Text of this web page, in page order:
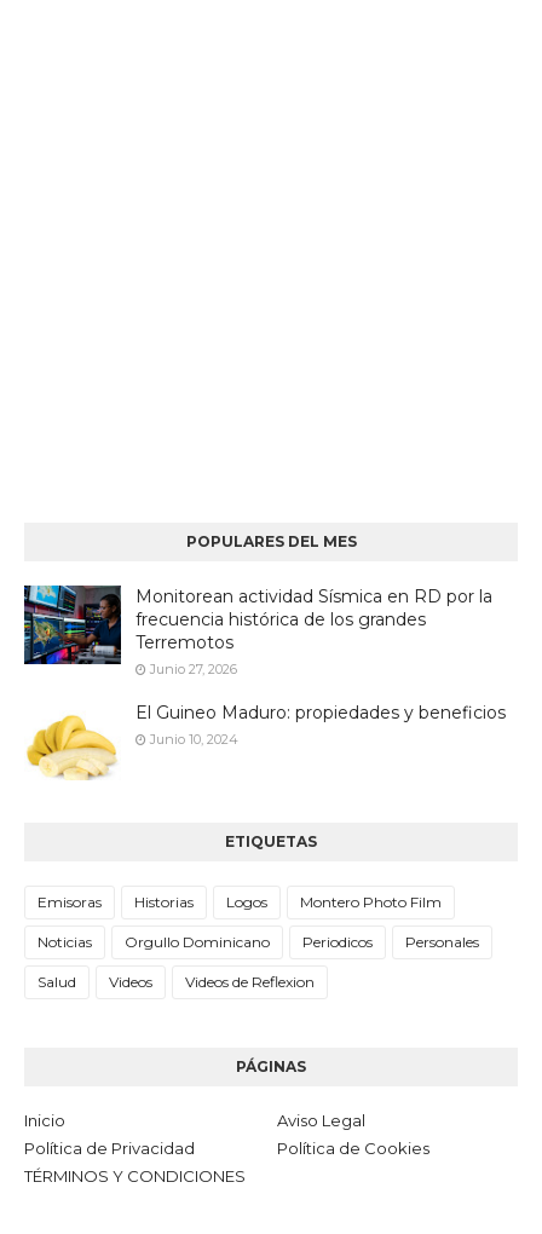
POPULARES DEL MES
Monitorean actividad Sísmica en RD por la
frecuencia histórica de los grandes
Terremotos
Junio 27, 2026
El Guineo Maduro: propiedades y beneficios
Junio 10, 2024
ETIQUETAS
Emisoras Historias Logos Montero Photo Film
Noticias Orgullo Dominicano Periodicos Personales
Salud Videos Videos de Reflexion
PÁGINAS
Inicio
Aviso Legal
Política de Privacidad
Política de Cookies
TÉRMINOS Y CONDICIONES